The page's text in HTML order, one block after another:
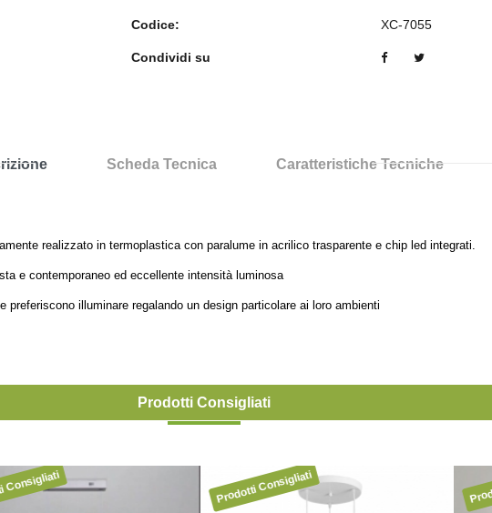
Codice: XC-7055
Condividi su
Scheda Tecnica Caratteristiche Tecniche
realizzato in termoplastica con paralume in acrilico trasparente e chip led integrati.
e contemporaneo ed eccellente intensità luminosa
illuminare regalando un design particolare ai loro ambienti
Prodotti Consigliati